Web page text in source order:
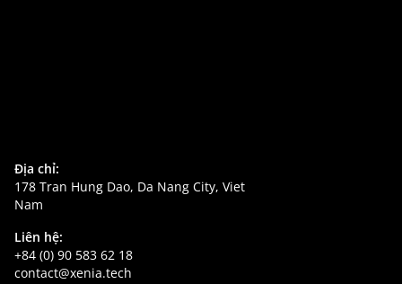
Địa chỉ:
178 Tran Hung Dao, Da Nang City, Viet
Nam
Liên hệ:
+84 (0) 90 583 62 18
contact@xenia.tech